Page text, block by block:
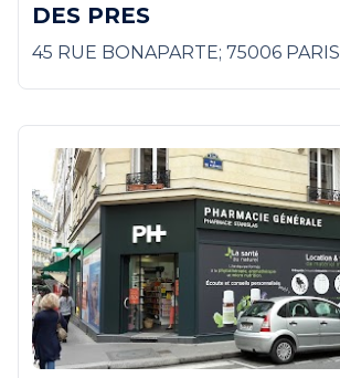
DES PRES
45 RUE BONAPARTE; 75006 PARIS